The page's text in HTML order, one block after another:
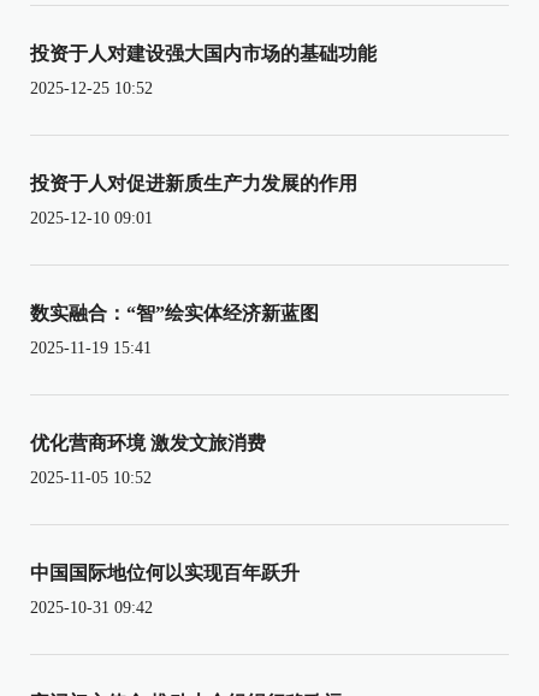
投资于人对建设强大国内市场的基础功能
2025-12-25 10:52
投资于人对促进新质生产力发展的作用
2025-12-10 09:01
数实融合：“智”绘实体经济新蓝图
2025-11-19 15:41
优化营商环境 激发文旅消费
2025-11-05 10:52
中国国际地位何以实现百年跃升
2025-10-31 09:42